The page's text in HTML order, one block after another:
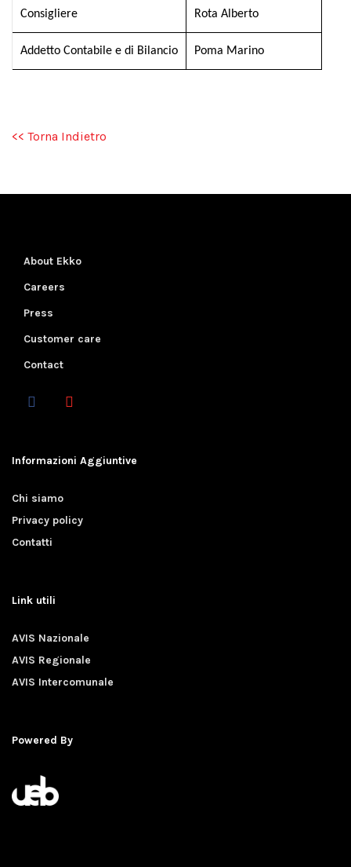
Consigliere Rota Alberto
Addetto Contabile e di Bilancio Poma Marino
<< Torna Indietro
About Ekko
Careers
Press
Customer care
Contact
Informazioni Aggiuntive
Chi siamo
Privacy policy
Contatti
Link utili
AVIS Nazionale
AVIS Regionale
AVIS Intercomunale
Powered By